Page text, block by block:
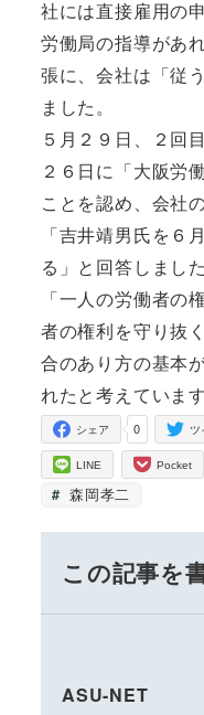
社には直接雇用の
労働局の指導があ
張に、会社は「従
ました。
５月２９日、２回
２６日に「大阪労
ことを認め、会社
「吉井靖男氏を６
る」と回答しました
「一人の労働者の
者の権利を守り抜
合のあり方の基本
れたと考えていま
0
シェア ツ
LINE Pocket
森岡孝二
この記事を
ASU-NET